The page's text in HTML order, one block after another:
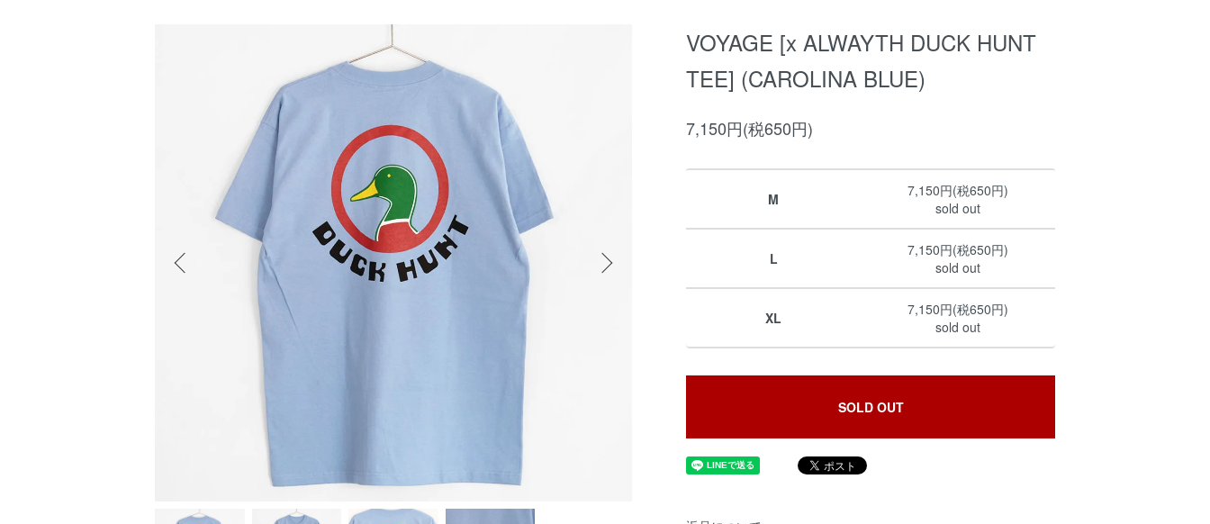
VOYAGE [x ALWAYTH DUCK HUNT
TEE] (CAROLINA BLUE)
7,150円(税650円)
M
7,150円(税650円)
sold out
L
7,150円(税650円)
sold out
XL
7,150円(税650円)
sold out
SOLD OUT